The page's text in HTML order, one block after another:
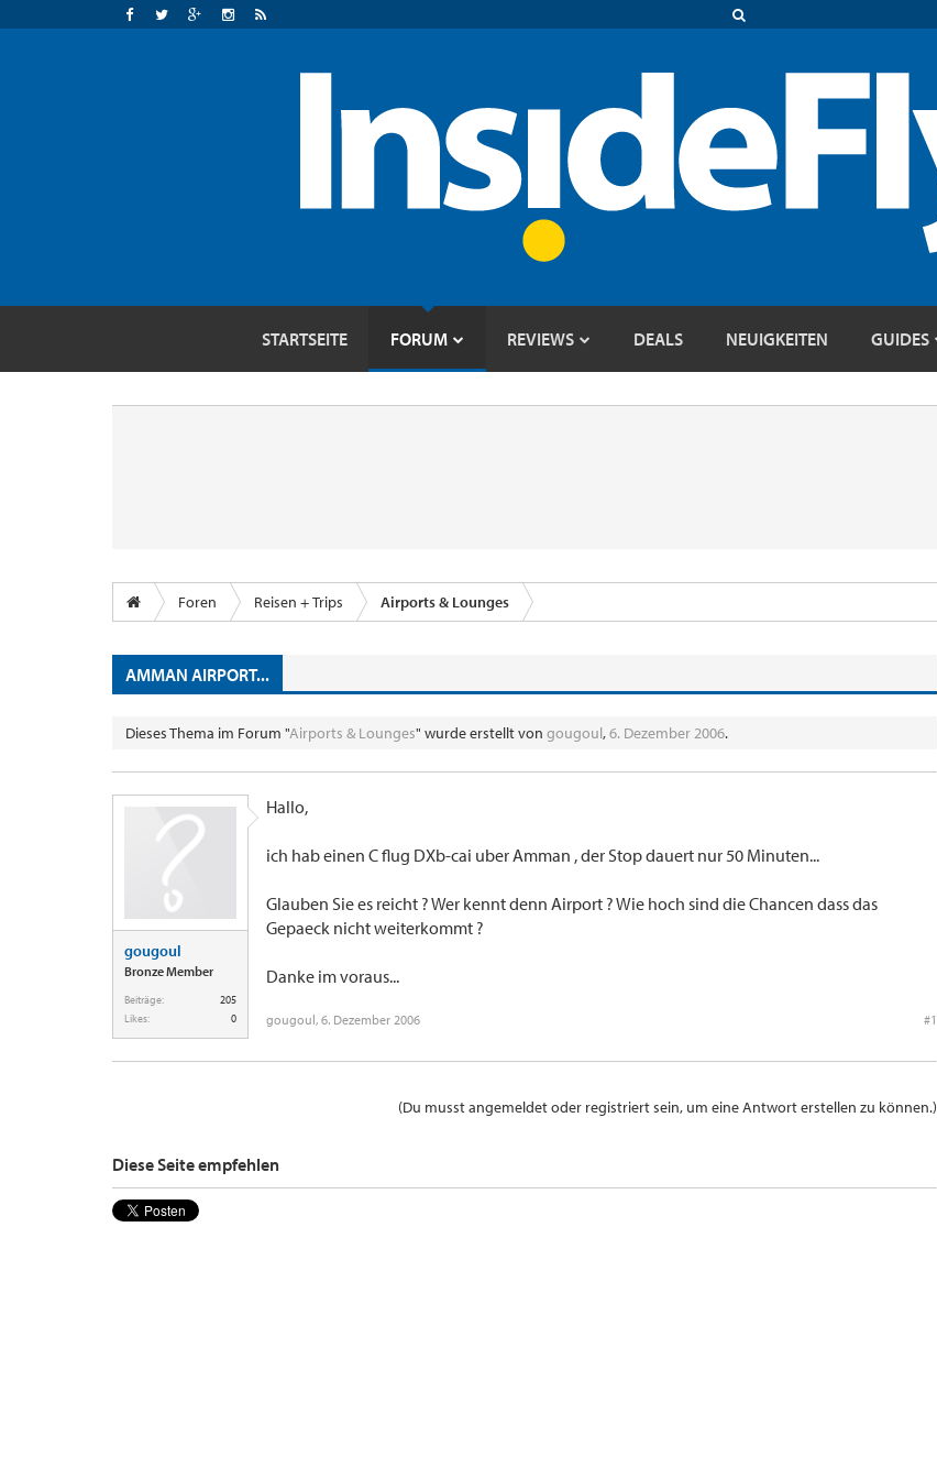
STARTSEITE FORUM REVIEWS DEALS NEUIGKEITEN GUIDES
Foren Reisen + Trips Airports & Lounges
AMMAN AIRPORT...
Dieses Thema im Forum "Airports & Lounges" wurde erstellt von gougoul,6. Dezember 2006.
gougoul
Bronze Member
Beiträge:
205
Likes:
0
Hallo,
ich hab einen C flug DXb-cai uber Amman , der Stop dauert nur 50 Minuten...
Glauben Sie es reicht ? Wer kennt denn Airport ? Wie hoch sind die Chancen dass das
Gepaeck nicht weiterkommt ?
Danke im voraus...
gougoul, 6. Dezember 2006 #1
(Du musst angemeldet oder registriert sein, um eine Antwort erstellen zu können.)
Diese Seite empfehlen